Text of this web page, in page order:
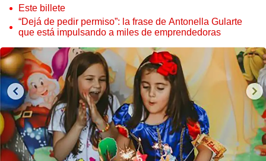
Este billete
“Dejá de pedir permiso”: la frase de Antonella Gularte
que está impulsando a miles de emprendedoras